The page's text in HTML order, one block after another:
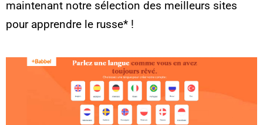
maintenant notre sélection des meilleurs sites
pour apprendre le russe* !